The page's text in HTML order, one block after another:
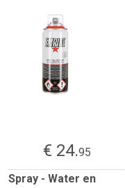
€ 24.95
Spray - Water en